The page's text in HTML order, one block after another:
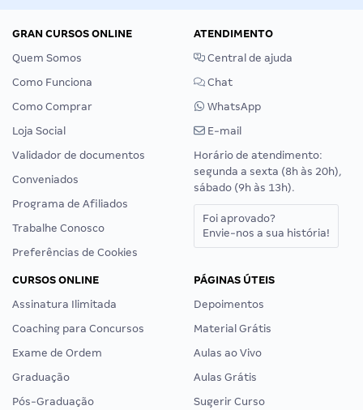
GRAN CURSOS ONLINE
Quem Somos
Como Funciona
Como Comprar
Loja Social
Validador de documentos
Conveniados
Programa de Afiliados
Trabalhe Conosco
Preferências de Cookies
ATENDIMENTO
Central de ajuda
Chat
WhatsApp
E-mail
Horário de atendimento:
segunda a sexta (8h às 20h),
sábado (9h às 13h).
Foi aprovado?
Envie-nos a sua história!
CURSOS ONLINE
Assinatura Ilimitada
Coaching para Concursos
Exame de Ordem
Graduação
Pós-Graduação
PÁGINAS ÚTEIS
Depoimentos
Material Grátis
Aulas ao Vivo
Aulas Grátis
Sugerir Curso